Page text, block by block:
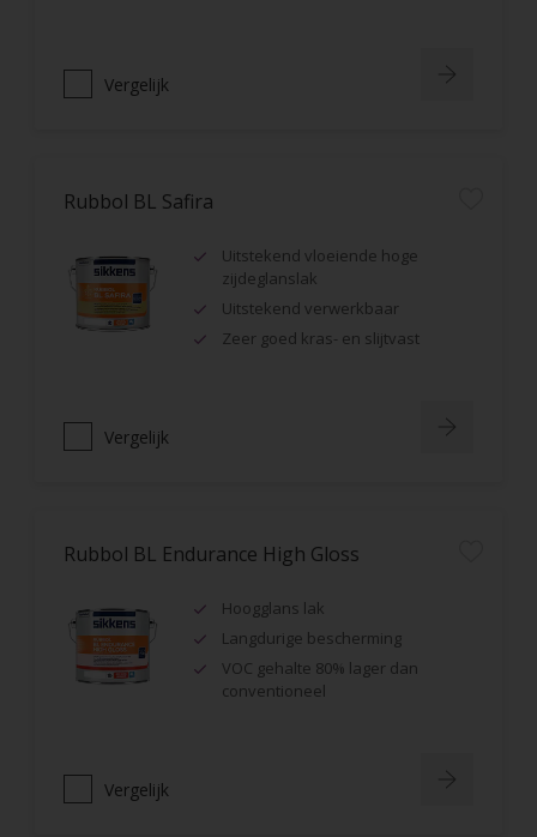
Vergelijk
Rubbol BL Safira
Uitstekend vloeiende hoge
zijdeglanslak
Uitstekend verwerkbaar
Zeer goed kras- en slijtvast
Vergelijk
Rubbol BL Endurance High Gloss
Hoogglans lak
Langdurige bescherming
VOC gehalte 80% lager dan
conventioneel
Vergelijk